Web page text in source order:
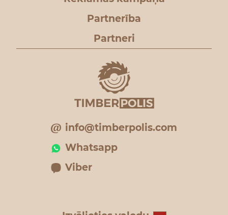
Partnerība
Partneri
info@timberpolis.com
Whatsapp
Viber